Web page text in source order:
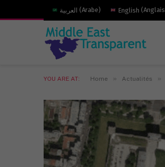
العربية (Arabe) English (Anglais
YOU ARE AT: Home » Actualités »